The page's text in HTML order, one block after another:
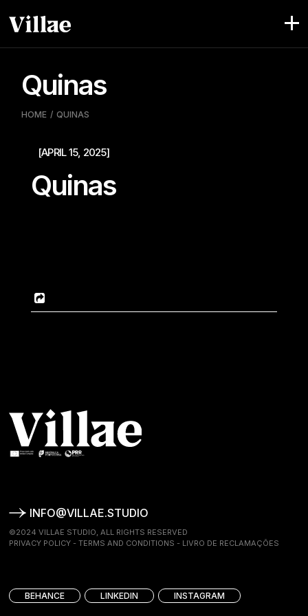
para
Quinas
HOME QUINAS
[APRIL 15, 2025]
Quinas
INFO@VILLAE.STUDIO
©2024 VILLAE STUDIO, ALL RIGHTS RESERVED
PRIVACY POLICY -TERMS AND CONDITIONS - LIVRO DE RECLAMAÇÕES
BEHANCE LINKEDIN INSTAGRAM